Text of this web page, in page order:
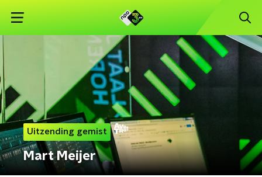
Uitzending gemist
Mart Meijer